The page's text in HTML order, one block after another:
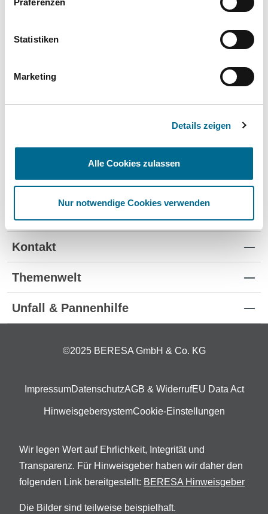
Präferenzen
Statistiken
Marketing
Details zeigen
Alle Cookies zulassen
Nur notwendige Cookies verwenden
Schnelle Verfügbarkeit
Flexible Laufzeiten ✔ - -
- -
Standorte
Kontakt
Themenwelt
Unfall & Pannenhilfe
©2025 BERESA GmbH & Co. KG
ImpressumDatenschutzAGB & WiderrufEU Data Act
HinweisgebersystemCookie-Einstellungen
Wir legen Wert auf Ehrlichkeit, Integrität und
Transparenz. Für Hinweisgeber haben wir daher den
folgenden Link bereitgestellt: BERESA Hinweisgeber
Die Bilder sind teilweise beispielhaft.